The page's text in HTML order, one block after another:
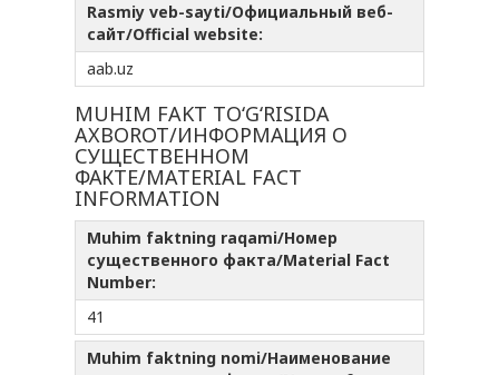
Rasmiy veb-sayti/Официальный веб-
сайт/Official website:
aаb.uz
MUHIM FAKT TO‘G‘RISIDA
AXBOROT/ИНФОРМАЦИЯ О
СУЩЕСТВЕННОМ
ФАКТЕ/MATERIAL FACT
INFORMATION
Muhim faktning raqami/Номер
существенного факта/Material Fact
Number:
41
Muhim faktning nomi/Наименование